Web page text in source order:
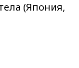
(Япония,